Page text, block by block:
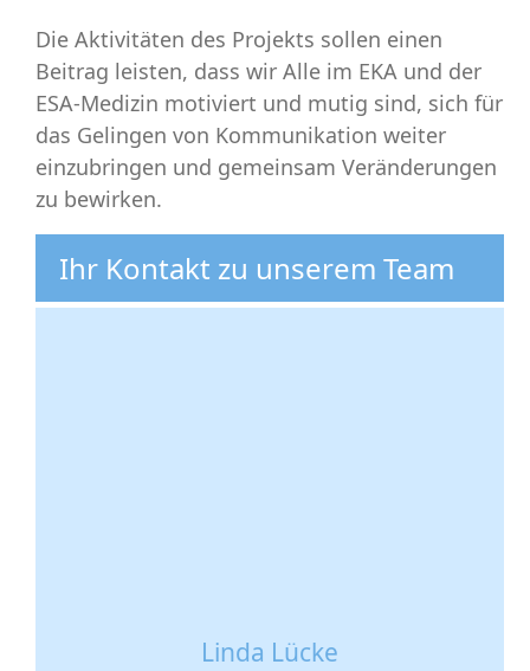
Die Aktivitäten des Projekts sollen einen
Beitrag leisten, dass wir Alle im EKA und der
ESA-Medizin motiviert und mutig sind, sich für
das Gelingen von Kommunikation weiter
einzubringen und gemeinsam Veränderungen
zu bewirken.
Ihr Kontakt zu unserem Team
Linda Lücke